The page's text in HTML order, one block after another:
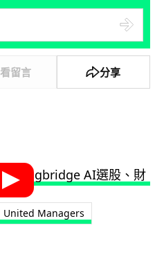
看留言 分享
United Managers